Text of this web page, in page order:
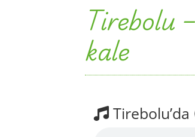
Tirebolu
kale